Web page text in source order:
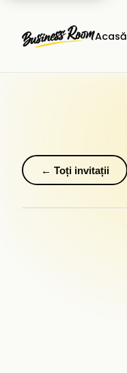
Acasă
← Toți invitații